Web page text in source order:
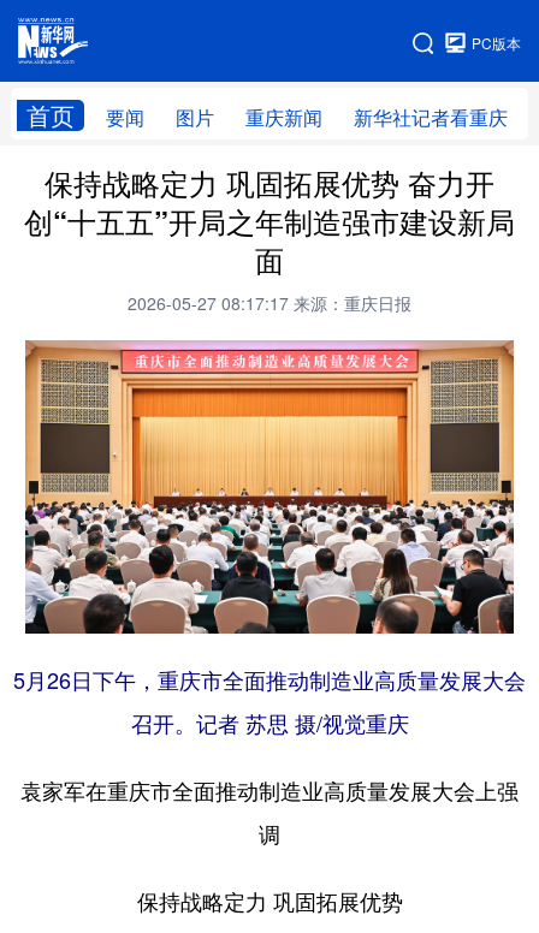
PC版本
首页 要闻 图片 重庆新闻 新华社记者看重庆
网站地图
保持战略定力 巩固拓展优势 奋力开
创“十五五”开局之年制造强市建设新局
面
2026-05-27 08:17:17 来源：重庆日报
5月26日下午，重庆市全面推动制造业高质量发展大会
召开。记者 苏思 摄/视觉重庆
袁家军在重庆市全面推动制造业高质量发展大会上强
调
保持战略定力 巩固拓展优势